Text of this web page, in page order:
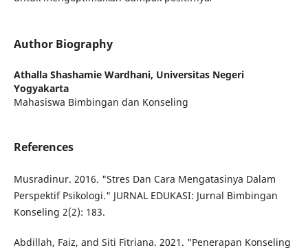
Author Biography
Athalla Shashamie Wardhani, Universitas Negeri
Yogyakarta
Mahasiswa Bimbingan dan Konseling
References
Musradinur. 2016. "Stres Dan Cara Mengatasinya Dalam
Perspektif Psikologi." JURNAL EDUKASI: Jurnal Bimbingan
Konseling 2(2): 183.
Abdillah, Faiz, and Siti Fitriana. 2021. "Penerapan Konseling